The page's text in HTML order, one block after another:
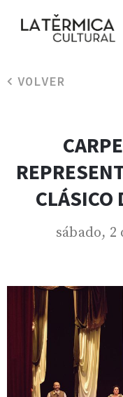
VOLVER
CLÁSICO
sábado, 2